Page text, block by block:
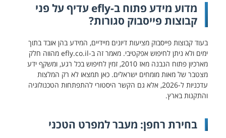
מדוע מידע פתוח ב-efly עדיף על פני
קבוצות פייסבוק סגורות?
בעוד קבוצות פייסבוק מציעות דיונים מיידיים, המידע בהן אובד בתוך
ימים ולא ניתן לחיפוש אפקטיבי. מאמר זה ב-efly.co.il מהווה חלק
מארכיון פתוח הנבנה מאז 2010, זמין לחיפוש בכל רגע, ומשקף ידע
מצטבר של מאות מומחים ישראלים. כאן תמצאו לא רק המלצות
עדכניות ל-2026, אלא גם הקשר היסטורי להתפתחות הטכנולוגיה
והתקנות בארץ.
בחירת רחפן: מעבר למפרט הטכני